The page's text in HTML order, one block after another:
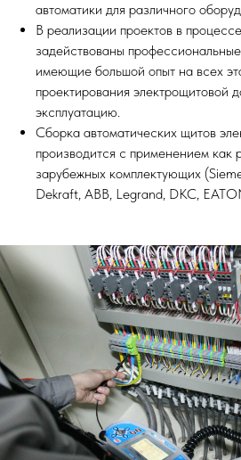
автоматики для различного
В реализации проектов в
задействованы
имеющие большой опыт на всех
проектирования электрощитовой
эксплуатацию.
Сборка автоматических щитов
производится с применением как
зарубежных комплектующих
Dekraft, ABB, Legrand, DKC,